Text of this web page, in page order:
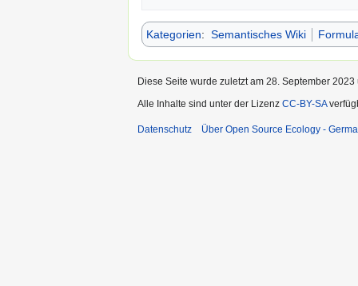
Kategorien: Semantisches Wiki
Diese Seite wurde zuletzt am 28. September
Alle Inhalte sind unter der Lizenz CC-BY-SA
Datenschutz Über Open Source Ecology -